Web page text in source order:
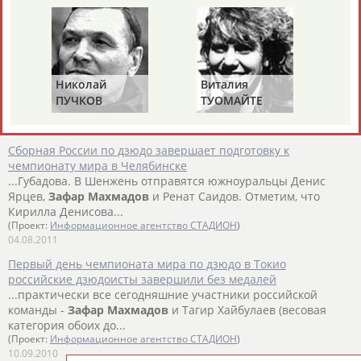
Спортсмены из Челябинской области выступят на XXVI
Всемирной летней Универсиаде в Китае
... и Белова Ольга - водное поло, Ярцев Денис,Махмадов
, Саидов Ренат –дзюдо, Дремин Алексей, Соколов
Вячеслав,...
Информационное агентство СТАДИОН)
Сборная России по дзюдо завершает подготовку к
чемпионату мира в Челябинске
...Губадова. В Шенжень отправятся южноуральцы Денис
Ярцев, Зафар Махмадов и Ренат Саидов. Отметим, что
Кирилла Денисова...
(Проект: Информационное агентство СТАДИОН)
04.08.2011
Первый день чемпионата мира по дзюдо в Токио
российские дзюдоисты завершили без медалей
...практически все сегодняшние участники российской
команды - Зафар Махмадов и Тагир Хайбулаев (весовая
категория обоих до...
(Проект: Информационное агентство СТАДИОН)
10.09.2010
Николай
ПУЧКОВ
Виталия
ТУОМАЙТЕ